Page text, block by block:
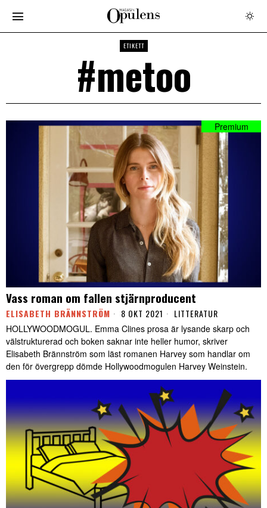
ETIKETT
#metoo
Vass roman om fallen stjärnproducent
ELISABETH BRÄNNSTRÖM 8 OKT 2021 LITTERATUR
HOLLYWOODMOGUL. Emma Clines prosa är lysande skarp och
välstrukturerad och boken saknar inte heller humor, skriver
Elisabeth Brännström som läst romanen Harvey som handlar om
den för övergrepp dömde Hollywoodmogulen Harvey Weinstein.